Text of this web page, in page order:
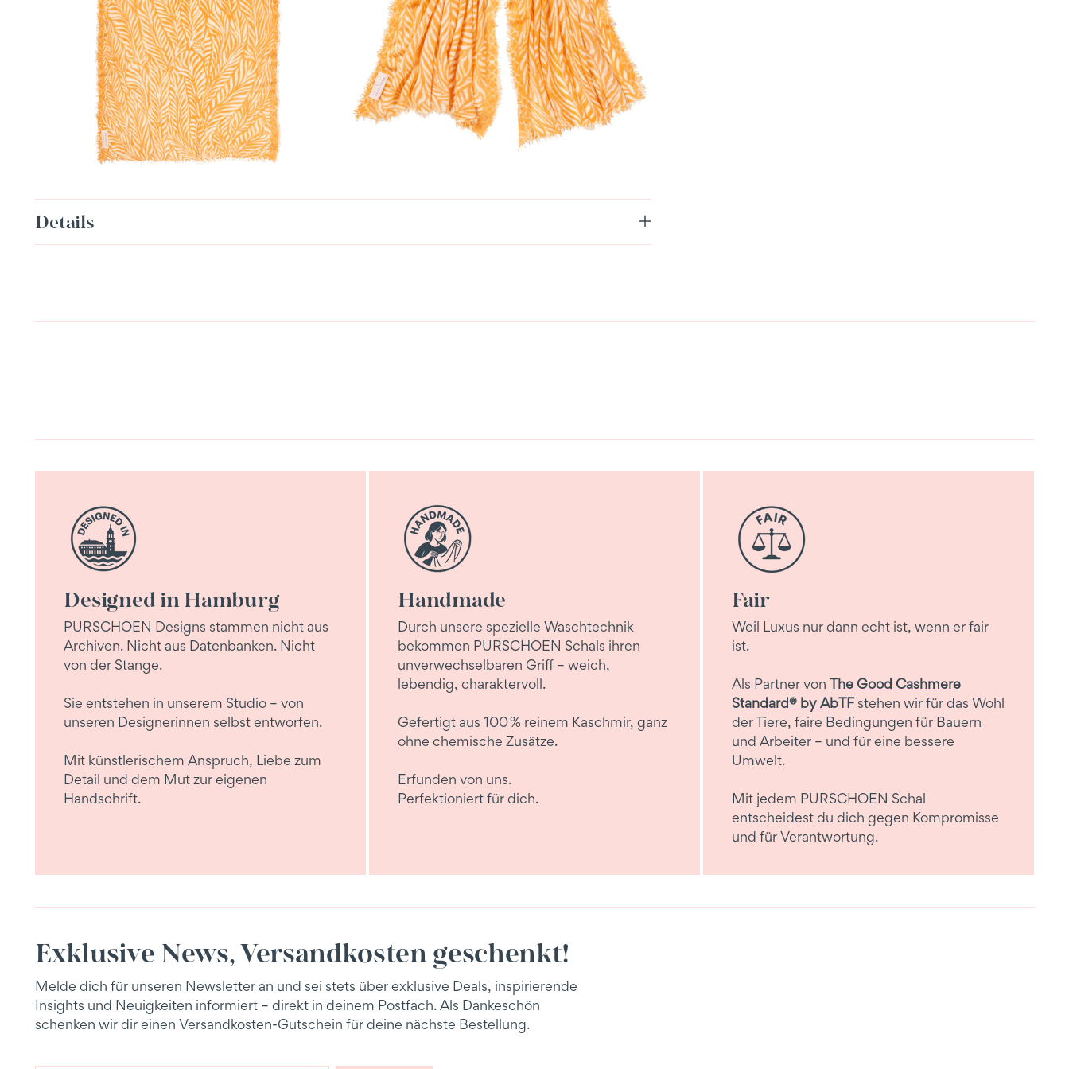
Details
Designed in Hamburg
PURSCHOEN Designs stammen nicht aus
Archiven. Nicht aus Datenbanken. Nicht
von der Stange.
Sie entstehen in unserem Studio – von
unseren Designerinnen selbst entworfen.
Mit künstlerischem Anspruch, Liebe zum
Detail und dem Mut zur eigenen
Handschrift.
Handmade
Durch unsere spezielle Waschtechnik
bekommen PURSCHOEN Schals ihren
unverwechselbaren Griff – weich,
lebendig, charaktervoll.
Gefertigt aus 100 % reinem Kaschmir, ganz
ohne chemische Zusätze.
Erfunden von uns.
Perfektioniert für dich.
Fair
Weil Luxus nur dann echt ist, wenn er fair
ist.
Als Partner von The Good Cashmere
Standard® by AbTFstehen wir für das Wohl
der Tiere, faire Bedingungen für Bauern
und Arbeiter – und für eine bessere
Umwelt.
Mit jedem PURSCHOEN Schal
entscheidest du dich gegen Kompromisse
und für Verantwortung.
Exklusive News, Versandkosten geschenkt!
Melde dich für unseren Newsletter an und sei stets über exklusive Deals, inspirierende
Insights und Neuigkeiten informiert – direkt in deinem Postfach. Als Dankeschön
schenken wir dir einen Versandkosten-Gutschein für deine nächste Bestellung.